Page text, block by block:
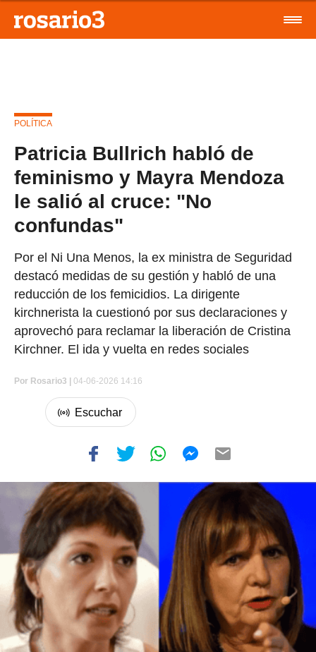
POLÍTICA
Patricia Bullrich habló de
feminismo y Mayra Mendoza
le salió al cruce: "No
confundas"
Por el Ni Una Menos, la ex ministra de Seguridad
destacó medidas de su gestión y habló de una
reducción de los femicidios. La dirigente
kirchnerista la cuestionó por sus declaraciones y
aprovechó para reclamar la liberación de Cristina
Kirchner. El ida y vuelta en redes sociales
Por Rosario3 | 04-06-2026 14:16